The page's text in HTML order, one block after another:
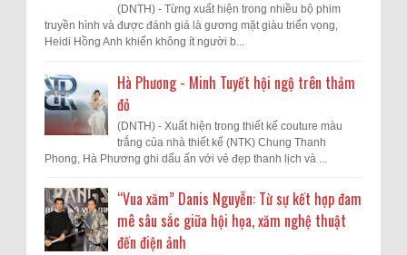
(DNTH) - Từng xuất hiện trong nhiều bộ phim
truyền hình và được đánh giá là gương mặt giàu triển vọng,
Heidi Hồng Anh khiến không ít người b...
Hà Phương - Minh Tuyết hội ngộ trên thảm
đỏ
(DNTH) - Xuất hiện trong thiết kế couture màu
trắng của nhà thiết kế (NTK) Chung Thanh
Phong, Hà Phương ghi dấu ấn với vẻ đẹp thanh lịch và ...
“Vua xăm” Danis Nguyễn: Từ sự kết hợp đam
mê sâu sắc giữa hội họa, xăm nghệ thuật
đến điện ảnh